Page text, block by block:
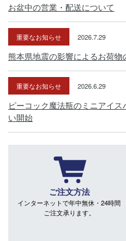
お盆中の営業・配送について
重要なお知らせ 2026.7.29
熊本県地震の影響によるお荷物
重要なお知らせ 2026.6.29
ピーコック魔法瓶のミニアイ
い開始
ご注文方法
インターネットで年中無休・24時間
ご注文承ります。